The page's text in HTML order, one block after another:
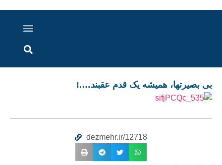
بی بصیرتها، همیشه یک قدم عقبند….!
dezmehr.ir/12718